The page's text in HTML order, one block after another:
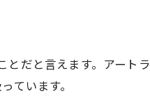
とだと言えます。アートラ
ています。